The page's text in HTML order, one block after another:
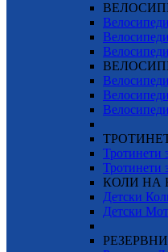
Велосипеди
Тротинети
Тротинети
КОЛИ НА
Детски
Детски